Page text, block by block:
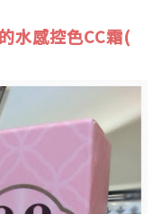
水感控色CC霜(